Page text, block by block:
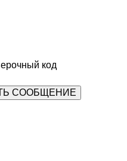
код